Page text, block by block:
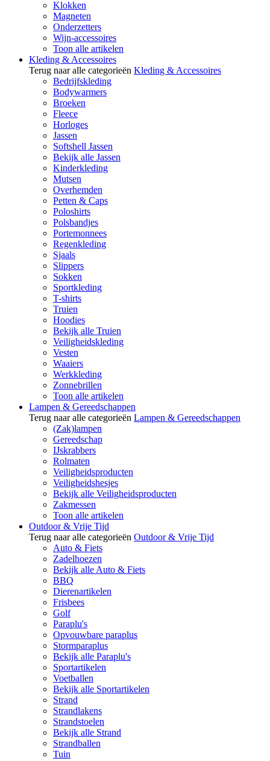
Klokken
Magneten
Onderzetters
Wijn-accessoires
Toon alle artikelen
Kleding & Accessoires
Terug naar alle categorieën Kleding & Accessoires
Bedrijfskleding
Bodywarmers
Broeken
Fleece
Horloges
Jassen
Softshell Jassen
Bekijk alle Jassen
Kinderkleding
Mutsen
Overhemden
Petten & Caps
Poloshirts
Polsbandjes
Portemonnees
Regenkleding
Sjaals
Slippers
Sokken
Sportkleding
T-shirts
Truien
Hoodies
Bekijk alle Truien
Veiligheidskleding
Vesten
Waaiers
Werkkleding
Zonnebrillen
Toon alle artikelen
Lampen & Gereedschappen
Terug naar alle categorieën Lampen & Gereedschappen
(Zak)lampen
Gereedschap
IJskrabbers
Rolmaten
Veiligheidsproducten
Veiligheidshesjes
Bekijk alle Veiligheidsproducten
Zakmessen
Toon alle artikelen
Outdoor & Vrije Tijd
Terug naar alle categorieën Outdoor & Vrije Tijd
Auto & Fiets
Zadelhoezen
Bekijk alle Auto & Fiets
BBQ
Dierenartikelen
Frisbees
Golf
Paraplu's
Opvouwbare paraplus
Stormparaplus
Bekijk alle Paraplu's
Sportartikelen
Voetballen
Bekijk alle Sportartikelen
Strand
Strandlakens
Strandstoelen
Bekijk alle Strand
Strandballen
Tuin